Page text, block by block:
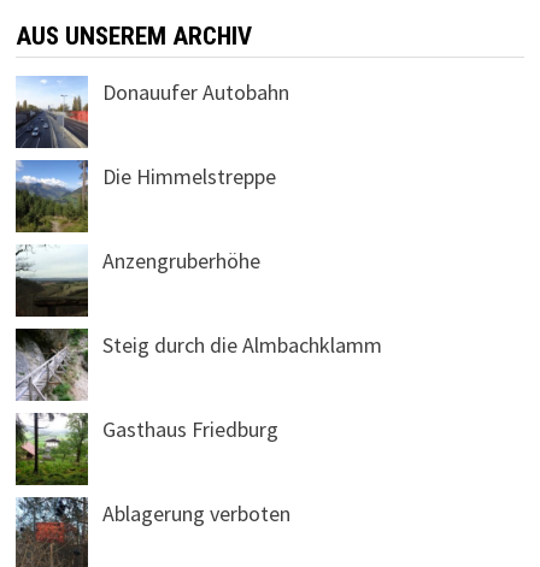
AUS UNSEREM ARCHIV
Donauufer Autobahn
Die Himmelstreppe
Anzengruberhöhe
Steig durch die Almbachklamm
Gasthaus Friedburg
Ablagerung verboten